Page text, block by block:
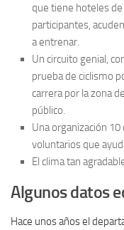
que tiene hoteles de
participantes,
a entrenar.
Un circuito genial,
prueba de ciclismo
carrera por la zona
público.
Una organización
voluntarios que
El clima tan
Algunos datos
Hace unos años el